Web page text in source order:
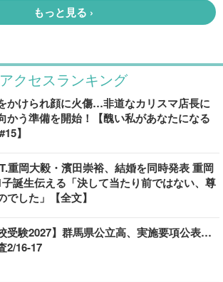
アクセスランキング
かけられ顔に火傷…非道なカリスマ店長に
かう準備を開始！【醜い私があなたになる
】
重岡大毅・濱田崇裕、結婚を同時発表 重岡
誕生伝える「決して当たり前ではない、尊
でした」【全文】
受験2027】群馬県公立高、実施要項公表…
2/16-17